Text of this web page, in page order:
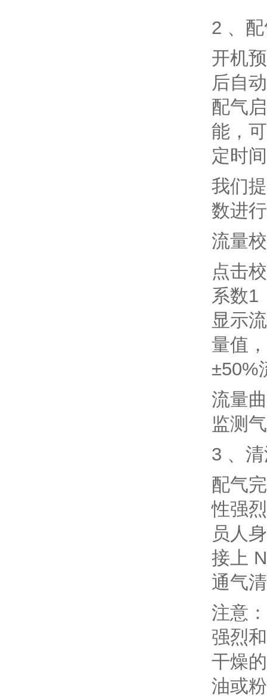
2 、
开机
后自
配气
能，
定时
我们
数进
流量
点击
系数1
显示
量值
±50%
流量
监测
3 、
配气
性强
员人
接上
通气
注意
强烈
干燥
油或